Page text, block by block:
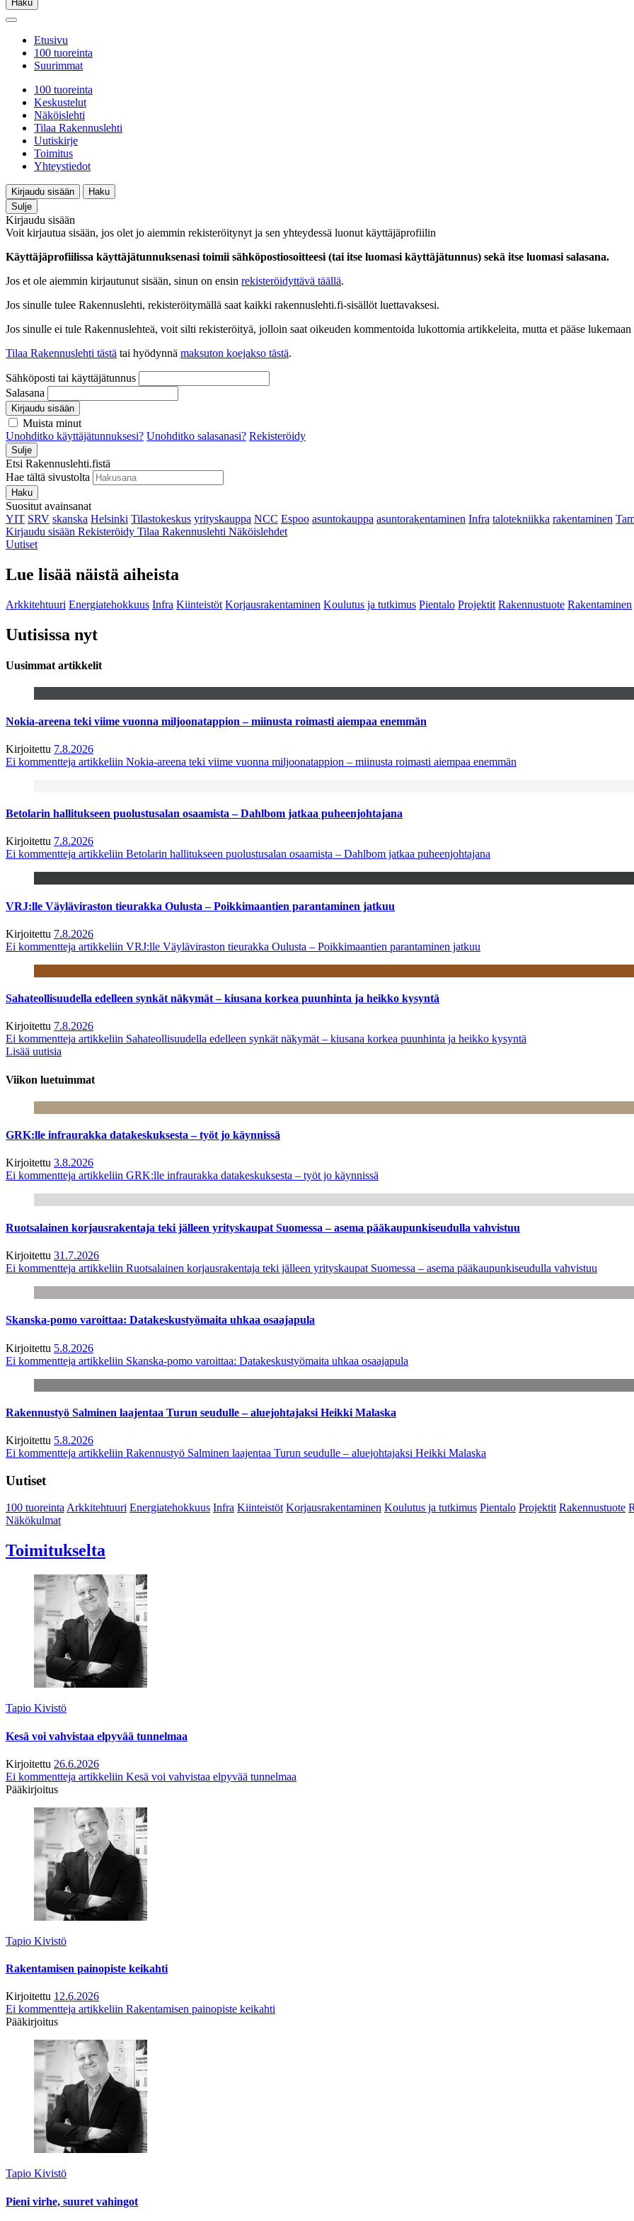
Haku
Etusivu
100 tuoreinta
Suurimmat
100 tuoreinta
Keskustelut
Näköislehti
Tilaa Rakennuslehti
Uutiskirje
Toimitus
Yhteystiedot
Kirjaudu sisään
Haku
Sulje
Kirjaudu sisään
Voit kirjautua sisään, jos olet jo aiemmin rekisteröitynyt ja sen yhteydessä luonut käyttäjäprofiilin
Käyttäjäprofiilissa käyttäjätunnuksenasi toimii sähköpostiosoitteesi (tai itse luomasi käyttäjätunnus) sekä itse luomasi salasana.
Jos et ole aiemmin kirjautunut sisään, sinun on ensin rekisteröidyttävä täällä.
Jos sinulle tulee Rakennuslehti, rekisteröitymällä saat kaikki rakennuslehti.fi-sisällöt luettavaksesi.
Jos sinulle ei tule Rakennuslehteä, voit silti rekisteröityä, jolloin saat oikeuden kommentoida lukottomia artikkeleita, mutta et pääse
Tilaa Rakennuslehti tästä tai hyödynnä maksuton koejakso tästä.
Sähköposti tai käyttäjätunnus
Salasana
Kirjaudu sisään
Muista minut
Unohditko käyttäjätunnuksesi? Unohditko salasanasi? Rekisteröidy
Sulje
Etsi Rakennuslehti.fistä
Hae tältä sivustolta
Haku
Suositut avainsanat
YIT SRV skanska Helsinki Tilastokeskus yrityskauppa NCC Espoo asuntokauppa asuntorakentaminen Infra talotekniikka rakentaminen
Kirjaudu sisään Rekisteröidy Tilaa Rakennuslehti Näköislehdet
Uutiset
Lue lisää näistä aiheista
Arkkitehtuuri Energiatehokkuus Infra Kiinteistöt Korjausrakentaminen Koulutus ja tutkimus Pientalo Projektit Rakennustuote Rakentaminen
Uutisissa nyt
Uusimmat artikkelit
Nokia-areena teki viime vuonna miljoonatappion – miinusta roimasti aiempaa enemmän
Kirjoitettu 7.8.2026
Ei kommentteja artikkeliin Nokia-areena teki viime vuonna miljoonatappion – miinusta roimasti aiempaa enemmän
Betolarin hallitukseen puolustusalan osaamista – Dahlbom jatkaa puheenjohtajana
Kirjoitettu 7.8.2026
Ei kommentteja artikkeliin Betolarin hallitukseen puolustusalan osaamista – Dahlbom jatkaa puheenjohtajana
VRJ:lle Väyläviraston tieurakka Oulusta – Poikkimaantien parantaminen jatkuu
Kirjoitettu 7.8.2026
Ei kommentteja artikkeliin VRJ:lle Väyläviraston tieurakka Oulusta – Poikkimaantien parantaminen jatkuu
Sahateollisuudella edelleen synkät näkymät – kiusana korkea puunhinta ja heikko kysyntä
Kirjoitettu 7.8.2026
Ei kommentteja artikkeliin Sahateollisuudella edelleen synkät näkymät – kiusana korkea puunhinta ja heikko kysyntä
Lisää uutisia
Viikon luetuimmat
GRK:lle infraurakka datakeskuksesta – työt jo käynnissä
Kirjoitettu 3.8.2026
Ei kommentteja artikkeliin GRK:lle infraurakka datakeskuksesta – työt jo käynnissä
Ruotsalainen korjausrakentaja teki jälleen yrityskaupat Suomessa – asema pääkaupunkiseudulla vahvistuu
Kirjoitettu 31.7.2026
Ei kommentteja artikkeliin Ruotsalainen korjausrakentaja teki jälleen yrityskaupat Suomessa – asema pääkaupunkiseudulla vahvistuu
Skanska-pomo varoittaa: Datakeskustyömaita uhkaa osaajapula
Kirjoitettu 5.8.2026
Ei kommentteja artikkeliin Skanska-pomo varoittaa: Datakeskustyömaita uhkaa osaajapula
Rakennustyö Salminen laajentaa Turun seudulle – aluejohtajaksi Heikki Malaska
Kirjoitettu 5.8.2026
Ei kommentteja artikkeliin Rakennustyö Salminen laajentaa Turun seudulle – aluejohtajaksi Heikki Malaska
Uutiset
100 tuoreintaArkkitehtuuri Energiatehokkuus Infra Kiinteistöt Korjausrakentaminen Koulutus ja tutkimus Pientalo Projektit Rakennustuote
Näkökulmat
Toimitukselta
Tapio Kivistö
Kesä voi vahvistaa elpyvää tunnelmaa
Kirjoitettu 26.6.2026
Ei kommentteja artikkeliin Kesä voi vahvistaa elpyvää tunnelmaa
Pääkirjoitus
Tapio Kivistö
Rakentamisen painopiste keikahti
Kirjoitettu 12.6.2026
Ei kommentteja artikkeliin Rakentamisen painopiste keikahti
Pääkirjoitus
Tapio Kivistö
Pieni virhe, suuret vahingot